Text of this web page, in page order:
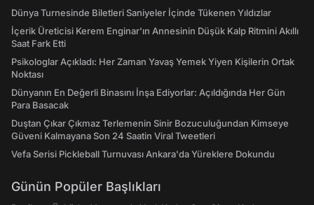
Dünya Turnesinde Biletleri Saniyeler İçinde Tükenen Yıldızlar
İçerik Üreticisi Kerem Enginar'ın Annesinin Düşük Kalp Ritmini Akıllı
Saat Fark Etti
Psikologlar Açıkladı: Her Zaman Yavaş Yemek Yiyen Kişilerin Ortak
Noktası
Dünyanın En Değerli Binasını İnşa Ediyorlar: Açıldığında Her Gün
Para Basacak
Duştan Çıkar Çıkmaz Terlemenin Sinir Bozuculuğundan Kimseye
Güveni Kalmayana Son 24 Saatin Viral Tweetleri
Vefa Serisi Pickleball Turnuvası Ankara'da Yüreklere Dokundu
Günün Popüler Başlıkları